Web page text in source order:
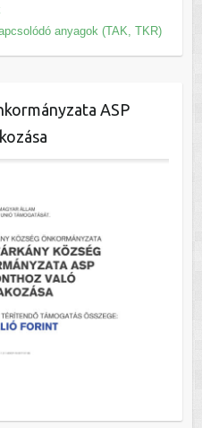
anyagok (TAK, TKR)
ASP